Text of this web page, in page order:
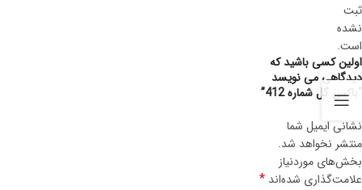
ثبت
نشده
است.
اولین کسی باشید که
دیدگاهی می نویسد
“باکس گل شماره 412”
نشانی ایمیل شما
منتشر نخواهد شد.
بخش‌های موردنیاز
علامت‌گذاری شده‌اند *